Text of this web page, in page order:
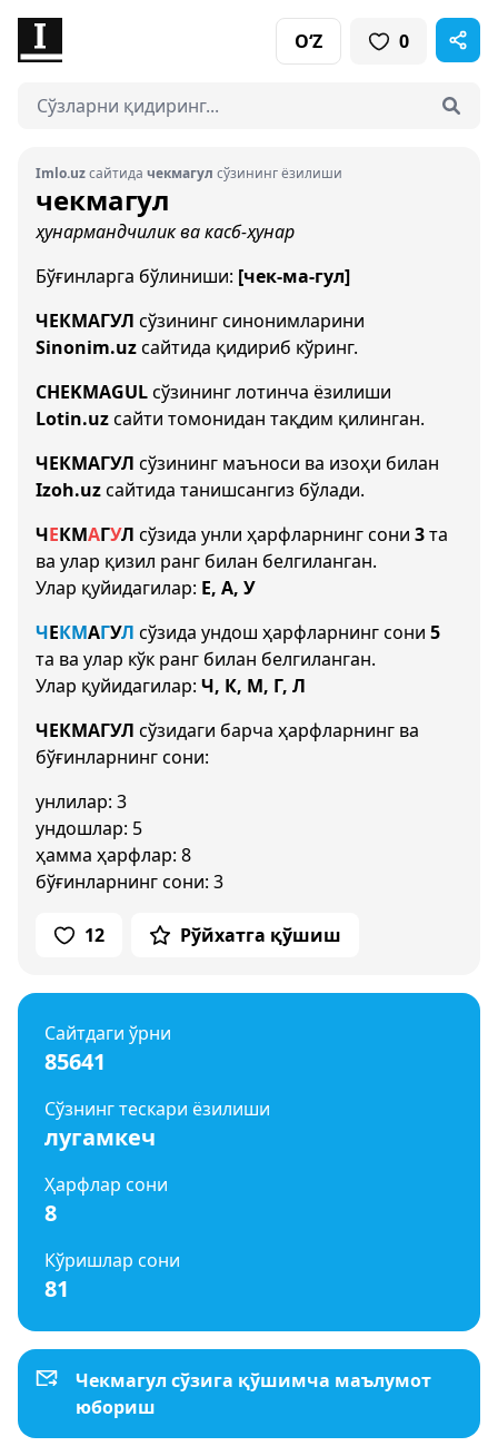
O‘Z 0
Imlo.uzсайтида чекмагул сўзининг ёзилиши
чекмагул
ҳунармандчилик ва касб-ҳунар
Бўғинларга бўлиниши: [чек-ма-гул]
ЧЕКМАГУЛ сўзининг синонимларини
Sinonim.uzсайтида қидириб кўринг.
CHEKMAGULсўзининг лотинча ёзилиши
Lotin.uzсайти томонидан тақдим қилинган.
ЧЕКМАГУЛ сўзининг маъноси ва изоҳи билан
Izoh.uzсайтида танишсангиз бўлади.
ЧЕКМАГУЛ сўзида унли ҳарфларнинг сони 3та
ва улар қизил ранг билан белгиланган.
Улар қуйидагилар: Е, А, У
ЧЕКМАГУЛ сўзида ундош ҳарфларнинг сони 5
та ва улар кўк ранг билан белгиланган.
Улар қуйидагилар: Ч, К, М, Г, Л
ЧЕКМАГУЛ сўзидаги барча ҳарфларнинг ва
бўғинларнинг сони:
унлилар: 3
ундошлар: 5
ҳамма ҳарфлар: 8
бўғинларнинг сони: 3
12 Рўйхатга қўшиш
Сайтдаги ўрни
85641
Сўзнинг тескари ёзилиши
лугамкеч
Ҳарфлар сони
8
Кўришлар сони
81
Чекмагул сўзига қўшимча маълумот
юбориш